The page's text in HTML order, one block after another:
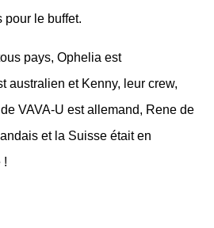
pour le buffet.
pays, Ophelia est
australien et Kenny, leur crew,
VAVA-U est allemand, Rene de
et la Suisse était en
!